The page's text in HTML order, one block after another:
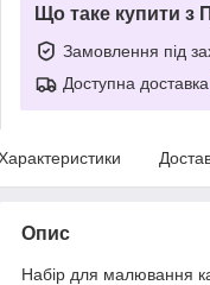
Що таке купити з
Замовлення під
Доступна доставка
Опис
Набір для малювання